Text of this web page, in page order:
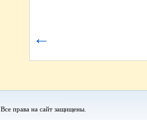
←
Все права на сайт защищены.